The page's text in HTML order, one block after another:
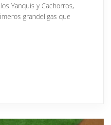
Yanquis y Cachorros,
grandeligas que